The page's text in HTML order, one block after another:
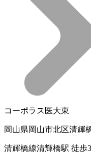
コーポラス医大東
岡山県岡山市北区清輝
清輝橋線清輝橋駅 徒歩